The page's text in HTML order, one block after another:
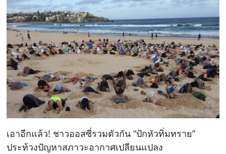
เอาอีกแล้ว! ชาวออสซี่รวมตัวกัน “ปักหัวทิ่มทราย”
ประท้วงปัญหาสภาวะอากาศเปลียนแปลง